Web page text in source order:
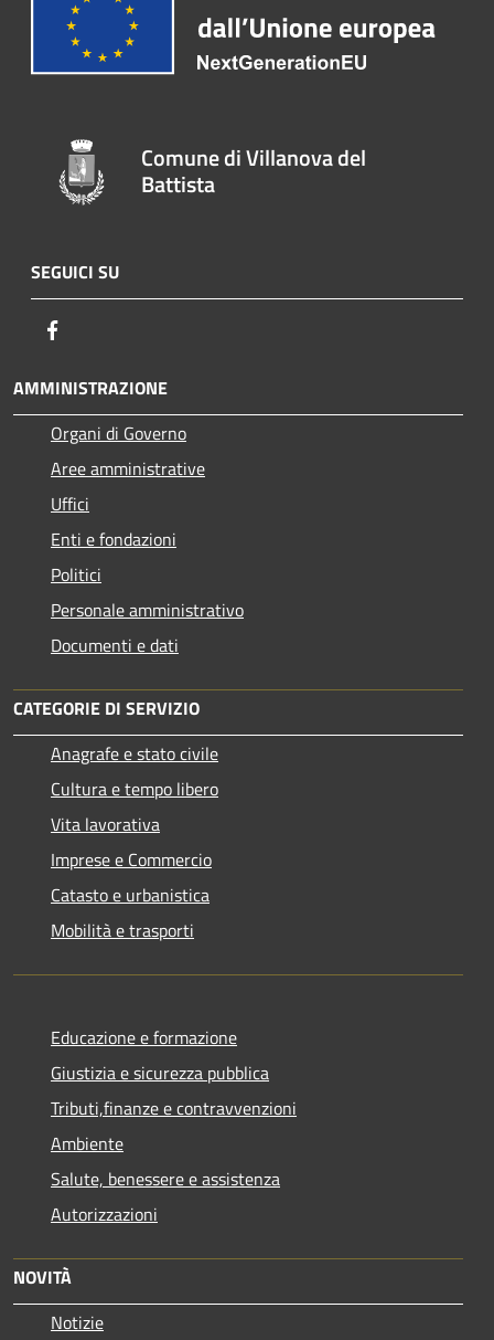
Comune di Villanova del
Battista
SEGUICI SU
AMMINISTRAZIONE
Organi di Governo
Aree amministrative
Uffici
Enti e fondazioni
Politici
Personale amministrativo
Documenti e dati
CATEGORIE DI SERVIZIO
Anagrafe e stato civile
Cultura e tempo libero
Vita lavorativa
Imprese e Commercio
Catasto e urbanistica
Mobilità e trasporti
Educazione e formazione
Giustizia e sicurezza pubblica
Tributi,finanze e contravvenzioni
Ambiente
Salute, benessere e assistenza
Autorizzazioni
NOVITÀ
Notizie